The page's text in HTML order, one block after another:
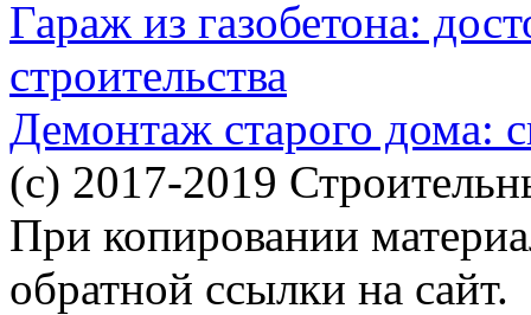
Гараж из газобетона:
строительства
Демонтаж старого дома:
(c) 2017-2019
При копировании
обратной ссылки на сайт.